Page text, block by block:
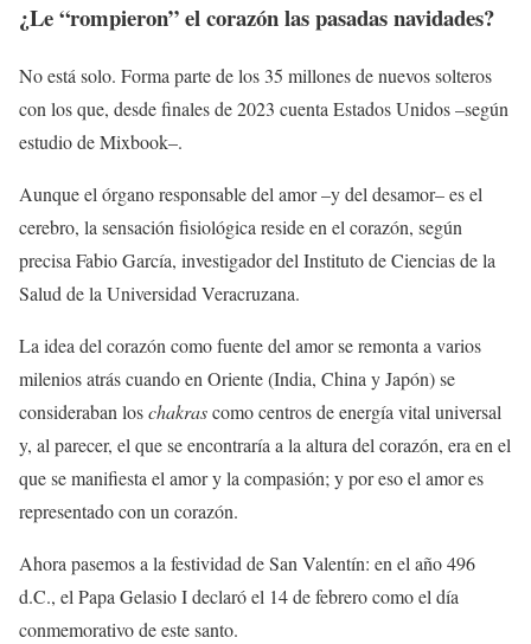
¿Le “rompieron” el corazón las pasadas navidades?
No está solo. Forma parte de los 35 millones de nuevos solteros
con los que, desde finales de 2023 cuenta Estados Unidos –según
estudio de Mixbook–.
Aunque el órgano responsable del amor –y del desamor– es el
cerebro, la sensación fisiológica reside en el corazón, según
precisa Fabio García, investigador del Instituto de Ciencias de la
Salud de la Universidad Veracruzana.
La idea del corazón como fuente del amor se remonta a varios
milenios atrás cuando en Oriente (India, China y Japón) se
consideraban loschakrascomo centros de energía vital universal
y, al parecer, el que se encontraría a la altura del corazón, era en el
que se manifiesta el amor y la compasión; y por eso el amor es
representado con un corazón.
Ahora pasemos a la festividad de San Valentín: en el año 496
d.C., el Papa Gelasio I declaró el 14 de febrero como el día
conmemorativo de este santo.